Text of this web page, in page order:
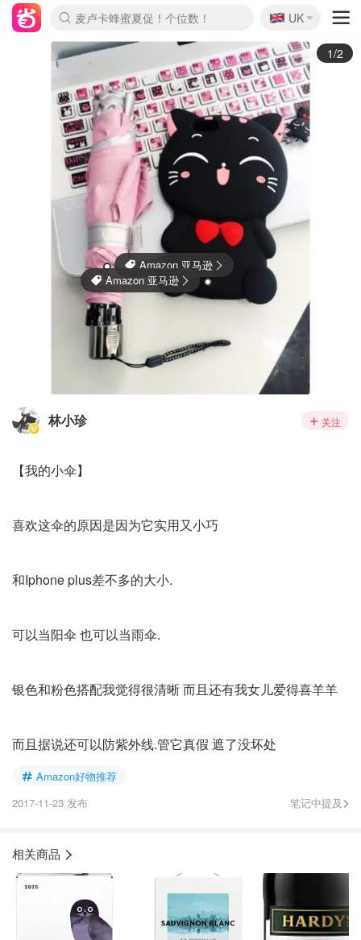
麦卢卡蜂蜜夏促！个位数！
Prada/Miu 4.8折！
啥？必胜客披萨5折！
🇬🇧
UK
2/2
林小珍 关注
【我的小伞】
喜欢这伞的原因是因为它实用又小巧
和Iphone plus差不多的大小.
可以当阳伞 也可以当雨伞.
银色和粉色搭配我觉得很清晰 而且还有我女儿爱得喜羊羊
而且据说还可以防紫外线.管它真假 遮了没坏处
Amazon好物推荐
2017-11-23 发布
笔记中提及
相关商品